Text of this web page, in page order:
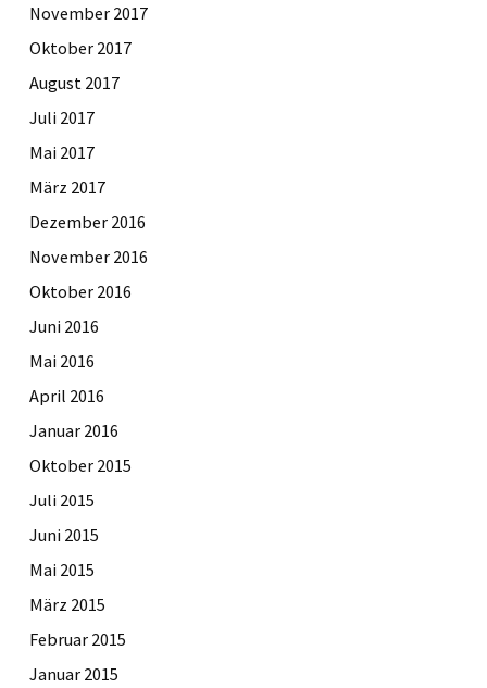
November 2017
Oktober 2017
August 2017
Juli 2017
Mai 2017
März 2017
Dezember 2016
November 2016
Oktober 2016
Juni 2016
Mai 2016
April 2016
Januar 2016
Oktober 2015
Juli 2015
Juni 2015
Mai 2015
März 2015
Februar 2015
Januar 2015